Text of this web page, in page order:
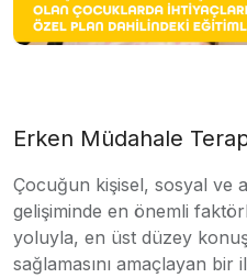
Erken Müdahale
Çocuğun kişisel, sosyal ve
gelişiminde en önemli
yoluyla, en üst düzey
sağlamasını amaçlayan bir